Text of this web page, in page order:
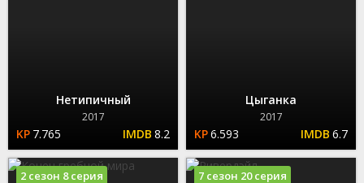
Нетипичный
2017
7.765 8.2
Цыганка
2017
6.593 6.7
2 сезон 8 серия 7 сезон 20 серия